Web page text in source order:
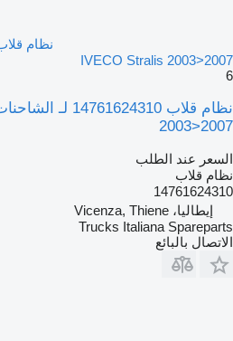
IVECO Stralis 2003>2007
6
2003>2007
السعر عند الطلب
نظام قلاب
14761624310
إيطاليا، Vicenza, Thiene
Trucks Italiana Spareparts
الاتصال بالبائع